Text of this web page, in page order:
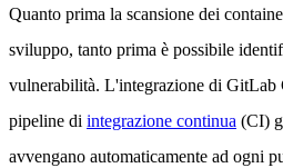
Quanto prima la scansione dei
sviluppo, tanto prima è possibile
vulnerabilità. L'integrazione di GitLab
pipeline di integrazione continua (CI)
avvengano automaticamente ad ogni